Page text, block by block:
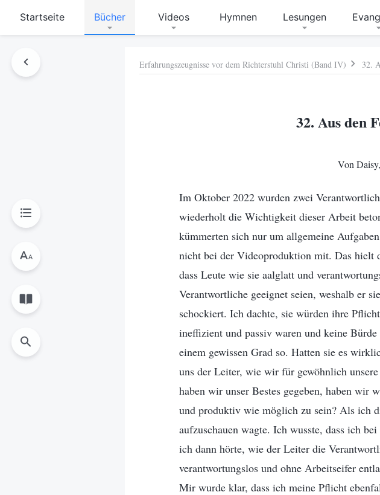
Startseite Bücher Videos Hymnen Lesungen
Erfahrungszeugnisse vor dem Richterstuhl Christi (Band IV) 32.
32. Aus den
Von
Im Oktober 2022 wurden zwei
wiederholt die Wichtigkeit dieser Arbeit
kümmerten sich nur um allgemeine
nicht bei der Videoproduktion mit. Das hielt
dass Leute wie sie aalglatt und
Verantwortliche geeignet seien, weshalb er
schockiert. Ich dachte, sie würden ihre
ineffizient und passiv waren und keine
einem gewissen Grad so. Hatten sie es
uns der Leiter, wie wir für gewöhnlich
haben wir unser Bestes gegeben, haben wir
und produktiv wie möglich zu sein? Als ich
aufzuschauen wagte. Ich wusste, dass ich
ich dann hörte, wie der Leiter die
verantwortungslos und ohne Arbeitseifer
Mir wurde klar, dass ich meine Pflicht